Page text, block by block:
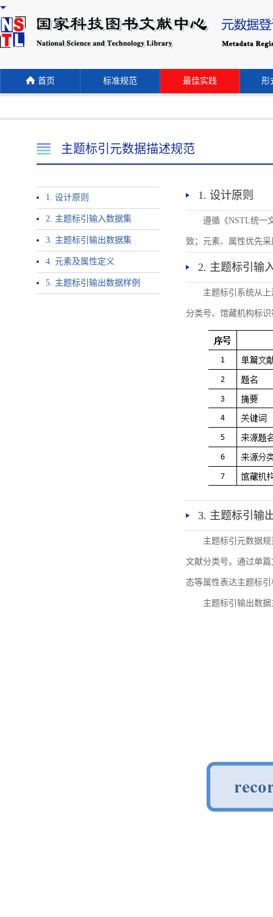
首页 标准规范 最佳实践 形
主题标引元数据描述规范
1. 设计原则
2. 主题标引输入数据集
3. 主题标引输出数据集
4. 元素及属性定义
5. 主题标引输出数据样例
1. 设计原则
遵循《NSTL统一
致；元素、属性优先
2. 主题标引输
主题标引系统从
分类号、馆藏机构标
3. 主题标引输
主题标引元数据
文献分类号。通过单
态等属性表达主题标
主题标引输出数